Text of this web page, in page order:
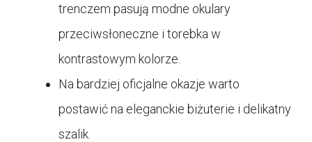
trenczem pasują modne okulary
przeciwsłoneczne i torebka w
kontrastowym kolorze.
Na bardziej oficjalne okazje warto
postawić na eleganckie biżuterie i delikatny
szalik.